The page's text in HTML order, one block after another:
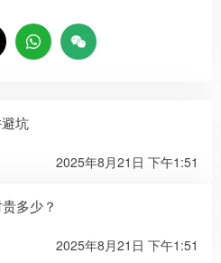
坑
2025年8月21日 下午1:51
多少？
2025年8月21日 下午1:51